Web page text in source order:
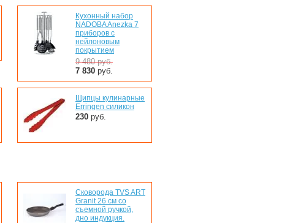
Кухонный набор
NADOBA Anezka 7
приборов с
нейлоновым
покрытием
9 480руб.
7 830 руб.
Щипцы кулинарные
Erringen силикон
230 руб.
Сковорода TVS ART
Granit 26 см со
съемной ручкой,
дно индукция.